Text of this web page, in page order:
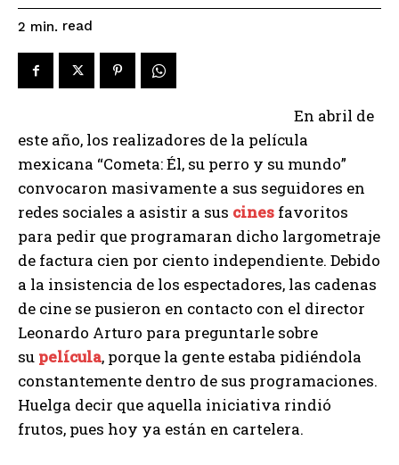
2 min. read
En abril de
este año, los realizadores de la película
mexicana “Cometa: Él, su perro y su mundo”
convocaron masivamente a sus seguidores en
redes sociales a asistir a sus cines favoritos
para pedir que programaran dicho largometraje
de factura cien por ciento independiente. Debido
a la insistencia de los espectadores, las cadenas
de cine se pusieron en contacto con el director
Leonardo Arturo para preguntarle sobre
su película, porque la gente estaba pidiéndola
constantemente dentro de sus programaciones.
Huelga decir que aquella iniciativa rindió
frutos, pues hoy ya están en cartelera.